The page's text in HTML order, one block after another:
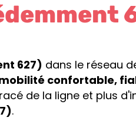
627) dans le réseau
confortable,
de la ligne et plus
.